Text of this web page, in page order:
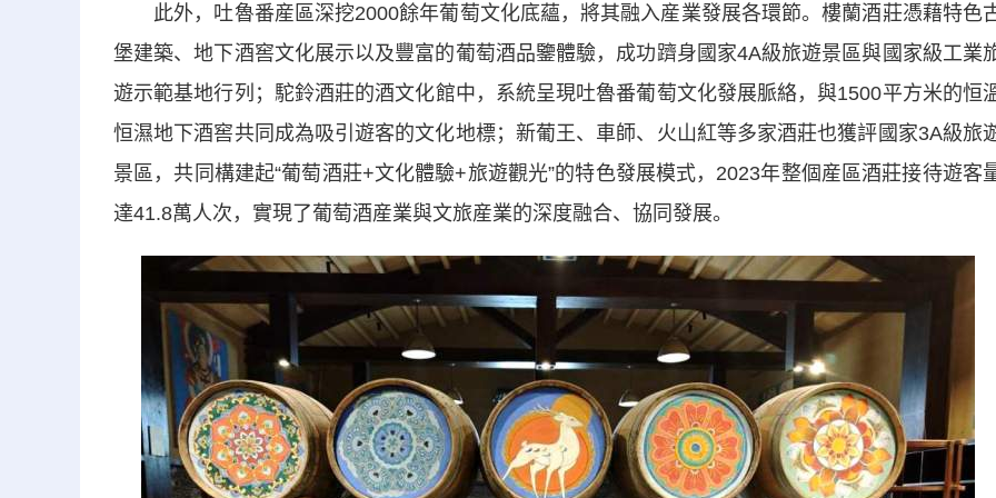
此外，吐魯番産區深挖2000餘年葡萄文化底蘊，將其融入産業發展各環節。樓蘭酒莊憑藉特色
堡建築、地下酒窖文化展示以及豐富的葡萄酒品鑒體驗，成功躋身國家4A級旅遊景區與國家級工業
遊示範基地行列；駝鈴酒莊的酒文化館中，系統呈現吐魯番葡萄文化發展脈絡，與1500平方米的恒
恒濕地下酒窖共同成為吸引遊客的文化地標；新葡王、車師、火山紅等多家酒莊也獲評國家3A級旅
景區，共同構建起“葡萄酒莊+文化體驗+旅遊觀光”的特色發展模式，2023年整個産區酒莊接待遊客
達41.8萬人次，實現了葡萄酒産業與文旅産業的深度融合、協同發展。